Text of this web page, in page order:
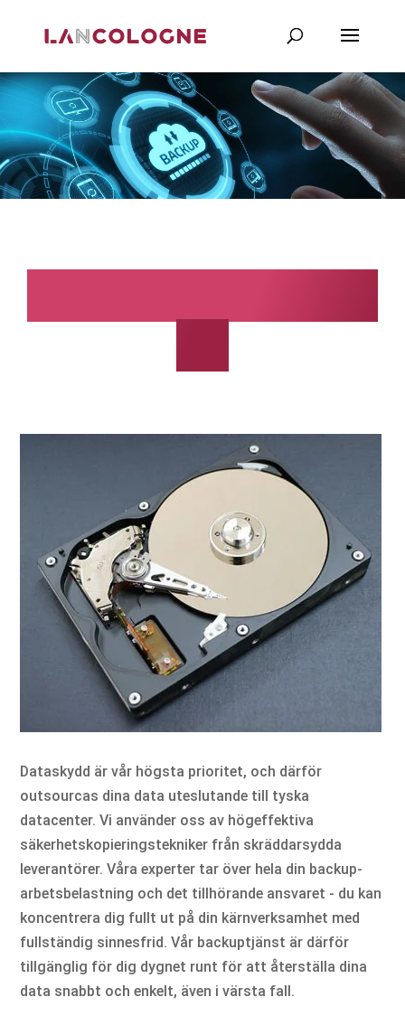
Dataskydd är vår högsta prioritet, och därför
outsourcas dina data uteslutande till tyska
datacenter. Vi använder oss av högeffektiva
säkerhetskopieringstekniker från skräddarsydda
leverantörer. Våra experter tar över hela din backup-
arbetsbelastning och det tillhörande ansvaret - du kan
koncentrera dig fullt ut på din kärnverksamhet med
fullständig sinnesfrid. Vår backuptjänst är därför
tillgänglig för dig dygnet runt för att återställa dina
data snabbt och enkelt, även i värsta fall.